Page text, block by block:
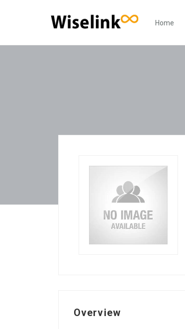
Home
Overview